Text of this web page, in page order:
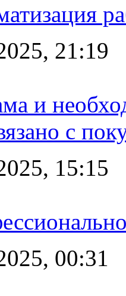
21:19
и
с
15:15
00:31